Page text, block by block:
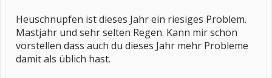
Heuschnupfen ist dieses Jahr ein riesiges Problem.
Mastjahr und sehr selten Regen. Kann mir schon
vorstellen dass auch du dieses Jahr mehr Probleme
damit als üblich hast.